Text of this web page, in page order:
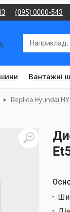
(095) 0000-543
Вантажні
Replica Hyundai